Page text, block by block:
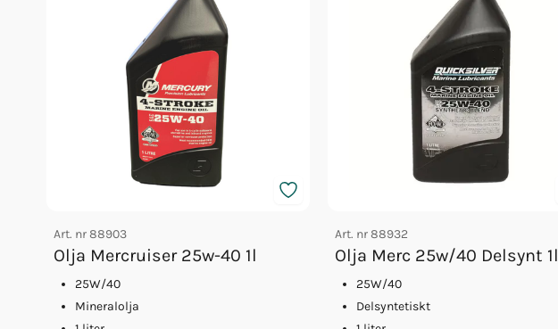
Art. nr88903
Olja Mercruiser 25w-40 1l
25W/40
Mineralolja
Art. nr88932
Olja Merc 25w/40 Delsynt 1l
25W/40
Delsyntetiskt